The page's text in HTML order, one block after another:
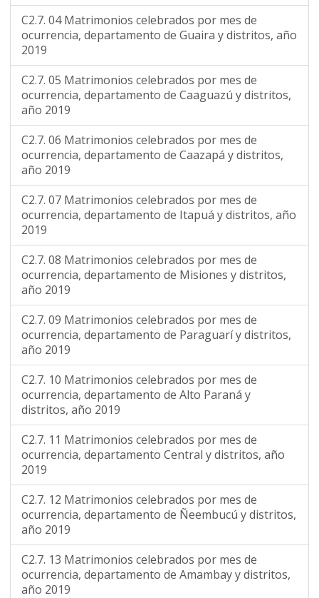
C2.7. 04 Matrimonios celebrados por mes de
ocurrencia, departamento de Guaira y distritos, año
2019
C2.7. 05 Matrimonios celebrados por mes de
ocurrencia, departamento de Caaguazú y distritos,
año 2019
C2.7. 06 Matrimonios celebrados por mes de
ocurrencia, departamento de Caazapá y distritos,
año 2019
C2.7. 07 Matrimonios celebrados por mes de
ocurrencia, departamento de Itapuá y distritos, año
2019
C2.7. 08 Matrimonios celebrados por mes de
ocurrencia, departamento de Misiones y distritos,
año 2019
C2.7. 09 Matrimonios celebrados por mes de
ocurrencia, departamento de Paraguarí y distritos,
año 2019
C2.7. 10 Matrimonios celebrados por mes de
ocurrencia, departamento de Alto Paraná y
distritos, año 2019
C2.7. 11 Matrimonios celebrados por mes de
ocurrencia, departamento Central y distritos, año
2019
C2.7. 12 Matrimonios celebrados por mes de
ocurrencia, departamento de Ñeembucú y distritos,
año 2019
C2.7. 13 Matrimonios celebrados por mes de
ocurrencia, departamento de Amambay y distritos,
año 2019